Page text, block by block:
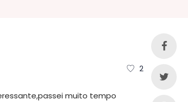
2
muito tempo